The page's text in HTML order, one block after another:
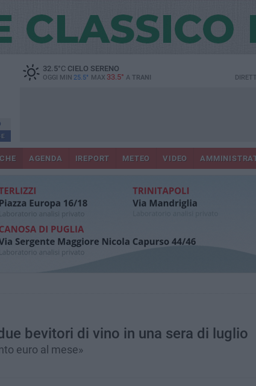
32.5°CCIELO SERENO
OGGI MIN 25.5° MAX 33.5° A TRANI
AGENDA IREPORT METEO VIDEO
bevitori di vino in una sera di luglio
euro al mese»